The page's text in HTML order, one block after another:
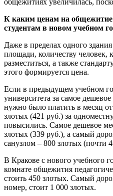
К каким ценам на общежитие
студентам в новом учебном
Даже в пределах одного
площади, количеству человек,
разместиться, а также
этого формируется цена.
Если в предыдущем учебном
университета за самое
нужно было платить в месяц
злотых (421 руб.) за
повысились. Самое дешевое
злотых (339 руб.), а самый
санузлом – 800 злотых (почти
В Кракове с нового учебного
комнате общежития
стоить 450 злотых. Самый
номер, стоит 1 000 злотых.